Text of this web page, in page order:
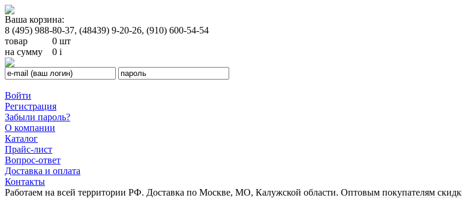
Ваша корзина:
8 (495) 988-80-37, (48439) 9-20-26, (910) 600-54-54
товар
0 шт
на сумму
0 i
Войти
Регистрация
Забыли пароль?
О компании
Каталог
Прайс-лист
Вопрос-ответ
Доставка и оплата
Контакты
Работаем на всей территории РФ. Доставка по Москве, МО, Калужской области. Оптовым покупателям